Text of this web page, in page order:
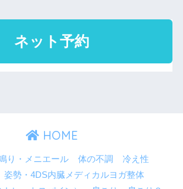
HOME
り・メニエール 体の不調
冷え性
姿勢・4DS内臓メディカルヨガ整体